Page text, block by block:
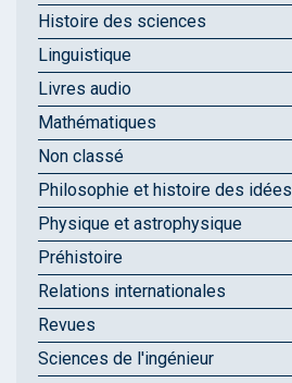
Histoire des sciences
Linguistique
Livres audio
Mathématiques
Non classé
Philosophie et histoire des idées
Physique et astrophysique
Préhistoire
Relations internationales
Revues
Sciences de l'ingénieur